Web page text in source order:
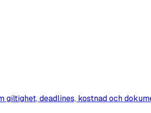
deadlines, kostnad och